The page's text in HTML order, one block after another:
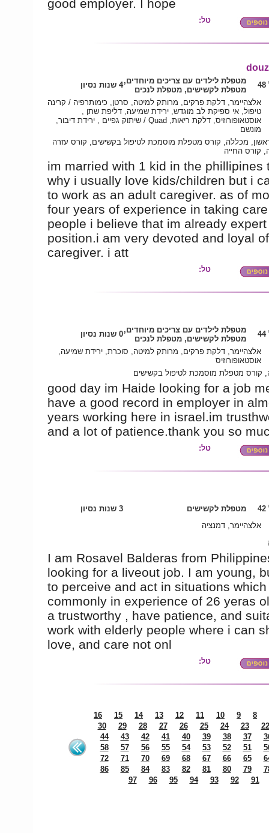
good employer. I hope
טל:
מטפלת לילדים עם צריכים מיוחדים,
מטפלת לקשישים, מטפלת לנכים
4 שנות נסיון
אלצהיימר, דלקת פרקים, מרותק למיטה, סרטן, כימותרפיה / קרינה
טיפול, אי ספיקת לב מוגדש, ירידת שמיעה, דליפת שתן ,
אוסטאופורוזיס, דלקת ריאות, Quad / שיתוק גפיים , ירידת דיבור,
מונשם
מכללה, קורס מטפלת מוסמכת לטיפול בקשישים, קורס עזרה
קורס החייה
im married with 1 kid in the phillipines
why i usually love kids/children but i
to work as an adult caregiver. as of
four years of experience in taking
people i believe that im already
position.i am very devoted and loyal
caregiver. i att
טל:
מטפלת לילדים עם צריכים מיוחדים,
מטפלת לקשישים, מטפלת לנכים
0 שנות נסיון
אלצהיימר, דלקת פרקים, מרותק למיטה, סוכרת, ירידת שמיעה,
אוסטאופורוזיס
קורס מטפלת מוסמכת לטיפול בקשישים
good day im Haide looking for a job
have a good record in employer in
years working here in israel.im
and a lot of patience.thank you so
טל:
מטפלת לקשישים
3 שנות נסיון
אלצהיימר, דמנציה
I am Rosavel Balderas from
looking for a liveout job. I am young,
to perceive and act in situations
commonly in experience of 26 yeras
a trustworthy , have patience, and
work with elderly people where i can
love, and care not onl
טל:
8
9
10
11
12
13
14
15
16
22
23
24
25
26
27
28
29
30
37
38
39
40
41
42
43
44
51
52
53
54
55
56
57
58
65
66
67
68
69
70
71
72
79
80
81
82
83
84
85
86
91
92
93
94
95
96
97